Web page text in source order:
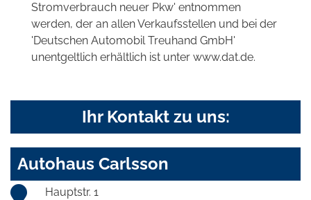
Stromverbrauch neuer Pkw' entnommen
werden, der an allen Verkaufsstellen und bei der
'Deutschen Automobil Treuhand GmbH'
unentgeltlich erhältlich ist unter www.dat.de.
Ihr Kontakt zu uns:
Autohaus Carlsson
Hauptstr. 1